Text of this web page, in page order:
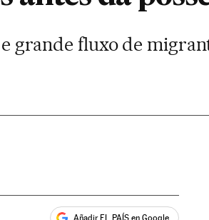
grande fluxo de
Añadir EL PAÍS en Google